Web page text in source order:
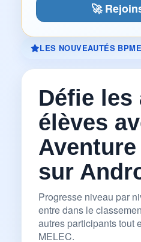
🚀
LES NOUVEAUTÉS
Défie les
élèves
Aventure
sur
Progresse niveau par
entre dans le
autres participants tout
MELEC.